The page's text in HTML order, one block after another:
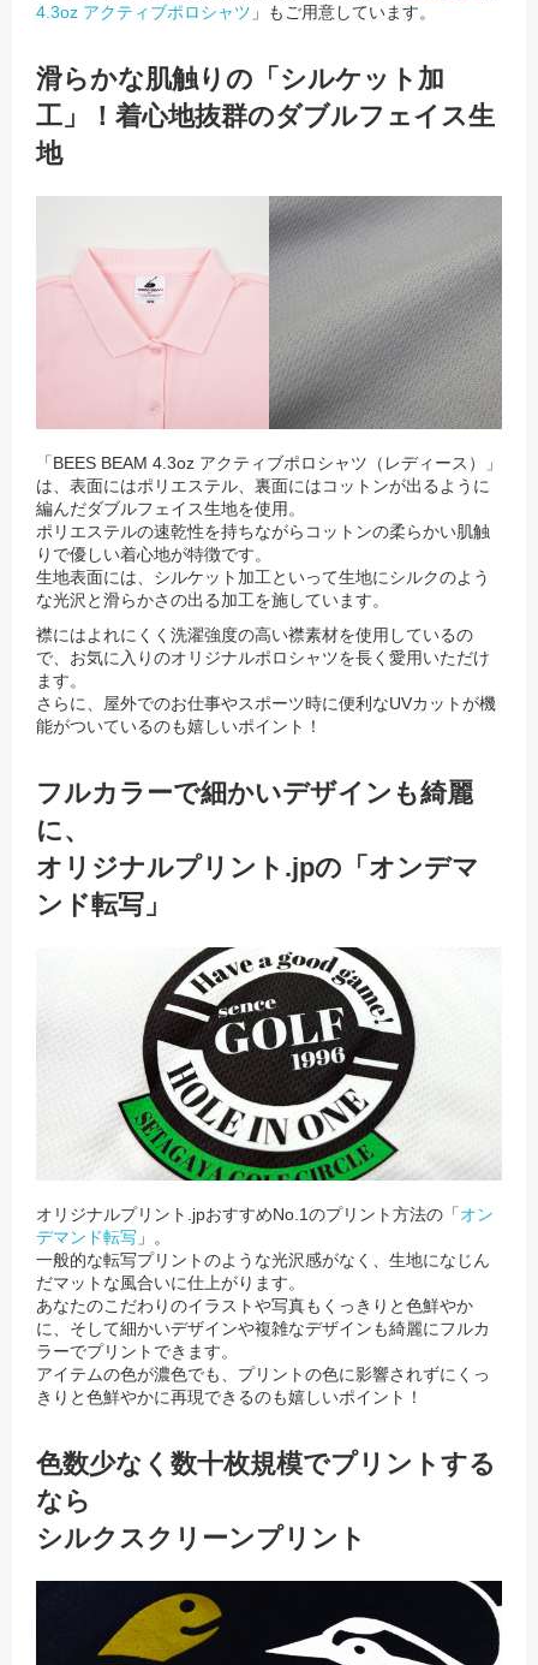
4.3oz アクティブポロシャツ 」もご用意しています。
滑らかな肌触りの「シルケット加
工」！着心地抜群のダブルフェイス生
地
「BEES BEAM 4.3oz アクティブポロシャツ（レディース）」
は、表面にはポリエステル、裏面にはコットンが出るように
編んだダブルフェイス生地を使用。
ポリエステルの速乾性を持ちながらコットンの柔らかい肌触
りで優しい着心地が特徴です。
生地表面には、シルケット加工といって生地にシルクのよう
な光沢と滑らかさの出る加工を施しています。
襟にはよれにくく洗濯強度の高い襟素材を使用しているの
で、お気に入りのオリジナルポロシャツを長く愛用いただけ
ます。
さらに、屋外でのお仕事やスポーツ時に便利なUVカットが機
能がついているのも嬉しいポイント！
フルカラーで細かいデザインも綺麗
に、
オリジナルプリント.jpの「オンデマ
ンド転写」
オリジナルプリント.jpおすすめNo.1のプリント方法の「オン
デマンド転写 」。
一般的な転写プリントのような光沢感がなく、生地になじん
だマットな風合いに仕上がります。
あなたのこだわりのイラストや写真もくっきりと色鮮やか
に、そして細かいデザインや複雑なデザインも綺麗にフルカ
ラーでプリントできます。
アイテムの色が濃色でも、プリントの色に影響されずにくっ
きりと色鮮やかに再現できるのも嬉しいポイント！
色数少なく数十枚規模でプリントする
なら
シルクスクリーンプリント